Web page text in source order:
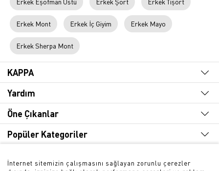
Erkek Mont Erkek İç Giyim Erkek Mayo
Erkek Sherpa Mont
KAPPA
Yardım
Öne Çıkanlar
Popüler Kategoriler
İnternet sitemizin çalışmasını sağlayan zorunlu çerezler